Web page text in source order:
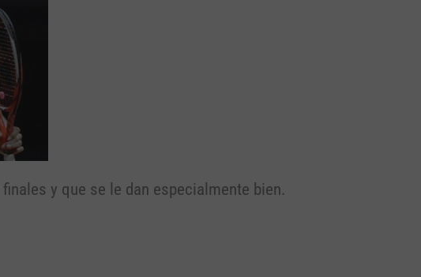
y que se le dan especialmente bien.